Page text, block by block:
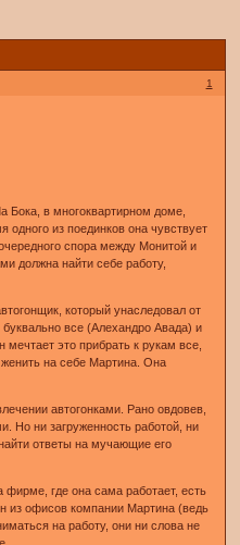
1
Бока, в многоквартирном доме,
из поединков она чувствует
спора между Монитой и
должна найти себе работу,
который унаследовал от
все (Алехандро Авада) и
это прибрать к рукам все,
на себе Мартина. Она
автогонками. Рано овдовев,
Но ни загруженность работой, ни
ответы на мучающие его
фирме, где она сама работает, есть
из офисов компании Мартина (ведь
на работу, они ни слова не